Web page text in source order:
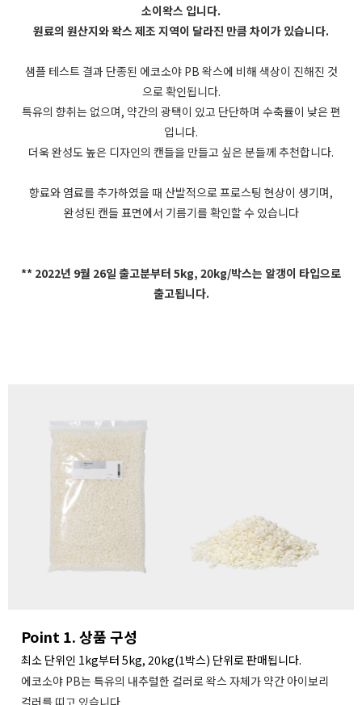
소이왁스 입니다.
원료의 원산지와 왁스 제조 지역이 달라진 만큼 차이가 있습니다.
샘플 테스트 결과 단종된 에코소야 PB 왁스에 비해 색상이 진해진 것
으로 확인됩니다.
특유의 향취는 없으며, 약간의 광택이 있고 단단하며 수축률이 낮은 편
입니다.
더욱 완성도 높은 디자인의 캔들을 만들고 싶은 분들께 추천합니다.
향료와 염료를 추가하였을 때 산발적으로 프로스팅 현상이 생기며,
완성된 캔들 표면에서 기름기를 확인할 수 있습니다
** 2022년 9월 26일 출고분부터 5kg, 20kg/박스는 알갱이 타입으로
출고됩니다.
Point 1. 상품 구성
최소 단위인 1kg부터 5kg, 20kg(1박스) 단위로 판매됩니다.
에코소야 PB는 특유의 내추럴한 컬러로 왁스 자체가 약간 아이보리
컬러를 띠고 있습니다.